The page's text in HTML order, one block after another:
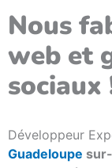
Nous
web et
sociaux
Développeur
Guadeloupe